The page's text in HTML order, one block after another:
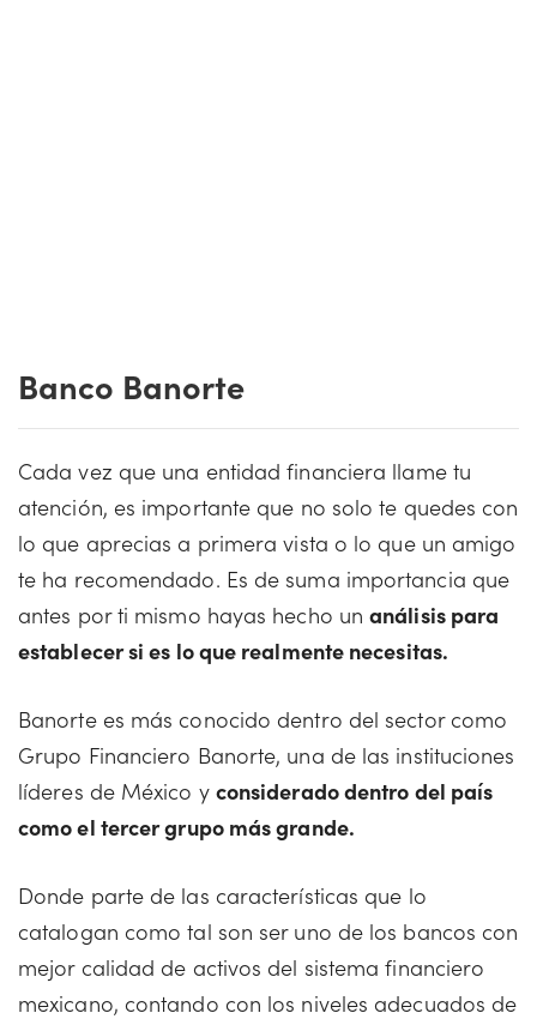
Banco Banorte
Cada vez que una entidad financiera llame tu
atención, es importante que no solo te quedes con
lo que aprecias a primera vista o lo que un amigo
te ha recomendado. Es de suma importancia que
antes por ti mismo hayas hecho unanálisis para
establecer si es lo que realmente necesitas.
Banorte es más conocido dentro del sector como
Grupo Financiero Banorte, una de las instituciones
líderes de México y considerado dentro del país
como el tercer grupo más grande.
Donde parte de las características que lo
catalogan como tal son ser uno de los bancos con
mejor calidad de activos del sistema financiero
mexicano, contando con los niveles adecuados de